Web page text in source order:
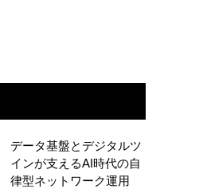
データ基盤とデジタルツ
インが支えるAI時代の自
律型ネットワーク運用